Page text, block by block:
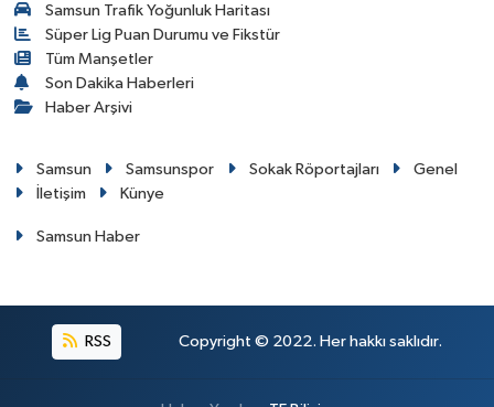
Samsun Trafik Yoğunluk Haritası
Süper Lig Puan Durumu ve Fikstür
Tüm Manşetler
Son Dakika Haberleri
Haber Arşivi
Samsun Samsunspor Sokak Röportajları
Genel
İletişim
Künye
Samsun Haber
RSS Copyright © 2022. Her hakkı saklıdır.